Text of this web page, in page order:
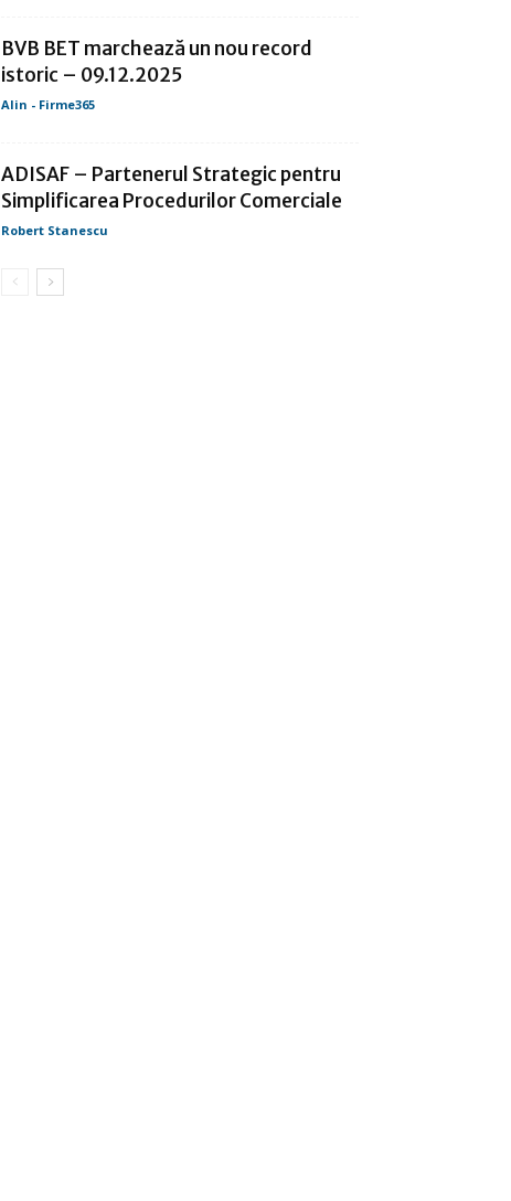
BVB BET marchează un nou record
istoric – 09.12.2025
Alin - Firme365
ADISAF – Partenerul Strategic pentru
Simplificarea Procedurilor Comerciale
Robert Stanescu